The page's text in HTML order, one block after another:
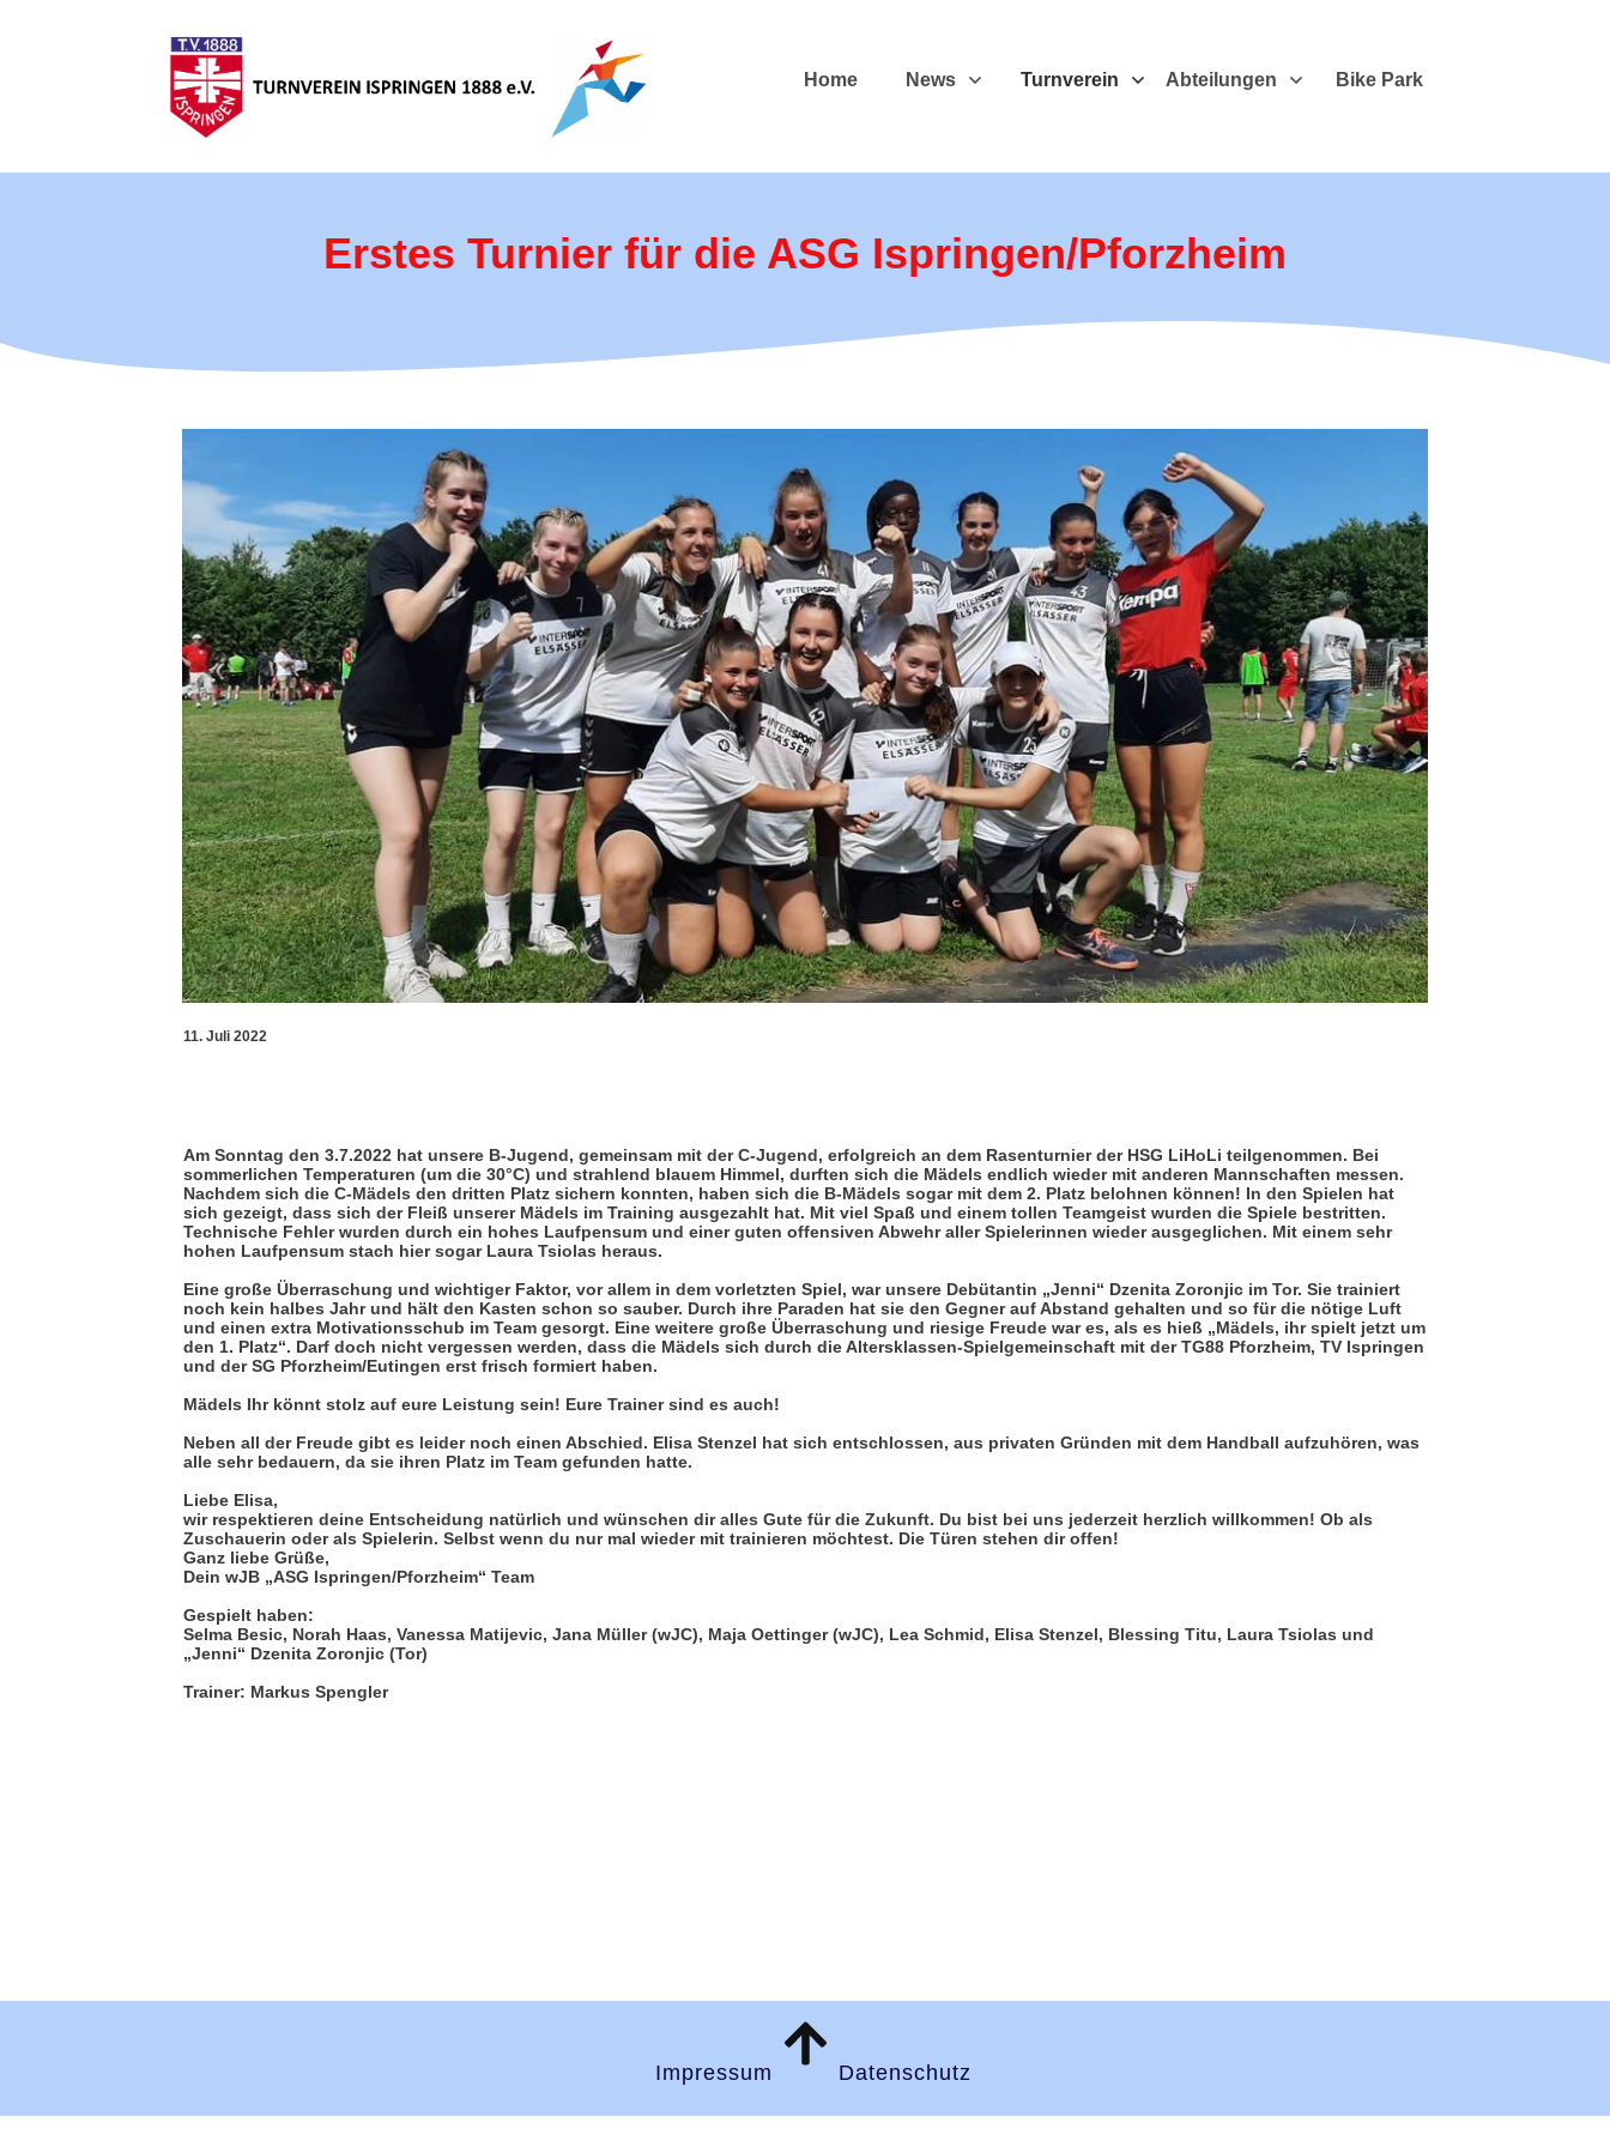
Home News Turnverein Abteilungen Bike Park
Erstes Turnier für die ASG Ispringen/Pforzheim
11. Juli 2022
Am Sonntag den 3.7.2022 hat unsere B-Jugend, gemeinsam mit der C-Jugend, erfolgreich an dem Rasenturnier der HSG LiHoLi teilgenommen. Bei
sommerlichen Temperaturen (um die 30°C) und strahlend blauem Himmel, durften sich die Mädels endlich wieder mit anderen Mannschaften messen.
Nachdem sich die C-Mädels den dritten Platz sichern konnten, haben sich die B-Mädels sogar mit dem 2. Platz belohnen können! In den Spielen hat
sich gezeigt, dass sich der Fleiß unserer Mädels im Training ausgezahlt hat. Mit viel Spaß und einem tollen Teamgeist wurden die Spiele bestritten.
Technische Fehler wurden durch ein hohes Laufpensum und einer guten offensiven Abwehr aller Spielerinnen wieder ausgeglichen. Mit einem sehr
hohen Laufpensum stach hier sogar Laura Tsiolas heraus.
Eine große Überraschung und wichtiger Faktor, vor allem in dem vorletzten Spiel, war unsere Debütantin „Jenni“ Dzenita Zoronjic im Tor. Sie trainiert
noch kein halbes Jahr und hält den Kasten schon so sauber. Durch ihre Paraden hat sie den Gegner auf Abstand gehalten und so für die nötige Luft
und einen extra Motivationsschub im Team gesorgt. Eine weitere große Überraschung und riesige Freude war es, als es hieß „Mädels, ihr spielt jetzt um
den 1. Platz“. Darf doch nicht vergessen werden, dass die Mädels sich durch die Altersklassen-Spielgemeinschaft mit der TG88 Pforzheim, TV Ispringen
und der SG Pforzheim/Eutingen erst frisch formiert haben.
Mädels Ihr könnt stolz auf eure Leistung sein! Eure Trainer sind es auch!
Neben all der Freude gibt es leider noch einen Abschied. Elisa Stenzel hat sich entschlossen, aus privaten Gründen mit dem Handball aufzuhören, was
alle sehr bedauern, da sie ihren Platz im Team gefunden hatte.
Liebe Elisa,
wir respektieren deine Entscheidung natürlich und wünschen dir alles Gute für die Zukunft. Du bist bei uns jederzeit herzlich willkommen! Ob als
Zuschauerin oder als Spielerin. Selbst wenn du nur mal wieder mit trainieren möchtest. Die Türen stehen dir offen!
Ganz liebe Grüße,
Dein wJB „ASG Ispringen/Pforzheim“ Team
Gespielt haben:
Selma Besic, Norah Haas, Vanessa Matijevic, Jana Müller (wJC), Maja Oettinger (wJC), Lea Schmid, Elisa Stenzel, Blessing Titu, Laura Tsiolas und
„Jenni“ Dzenita Zoronjic (Tor)
Trainer: Markus Spengler
Impressum Datenschutz